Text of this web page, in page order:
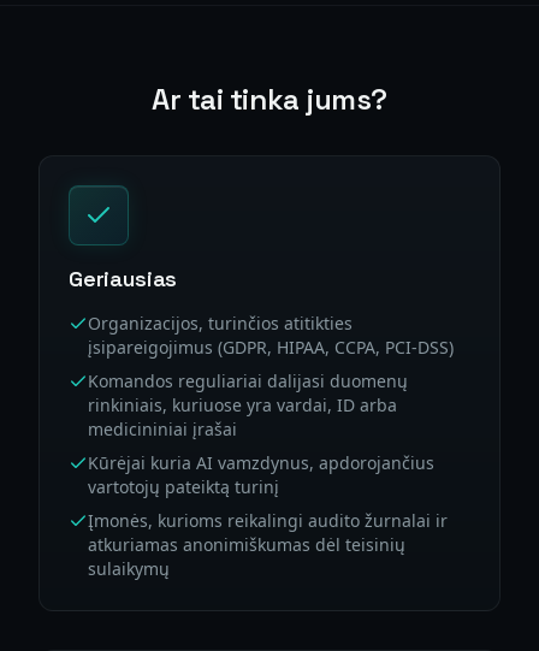
Ar tai tinka jums?
Geriausias
Organizacijos, turinčios atitikties
įsipareigojimus (GDPR, HIPAA, CCPA, PCI-DSS)
Komandos reguliariai dalijasi duomenų
rinkiniais, kuriuose yra vardai, ID arba
medicininiai įrašai
Kūrėjai kuria AI vamzdynus, apdorojančius
vartotojų pateiktą turinį
Įmonės, kurioms reikalingi audito žurnalai ir
atkuriamas anonimiškumas dėl teisinių
sulaikymų